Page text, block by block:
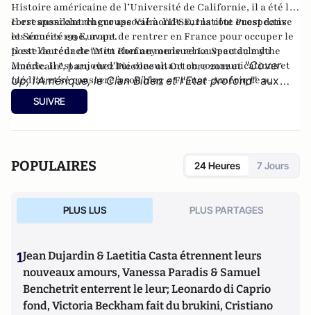
Histoire américaine de l’Université de Californie, il a été le
correspondant du groupe Valmonde sur la côte ouest dans
les années 1990, avant de rentrer en France pour occuper le
poste de rédacteur en chef au mensuel Le Spectacle du
Monde. Il est aujourd'hui consultant en communications et
médias et se consacre à sonblog « France-Amérique ».
Il est aussi chercheur associé à l'IPSE, Institut Prospective
et Sécurité en Europe.
Il est l'auteur de"Mitt Romney ou le renouveau du mythe
américain", paru chez Picollec on Octobre 2012 et "Cover
Up, l'Amérique, le Clan Biden et l'Etat profond" aux
éditions Konfident.
SUIVRE
POPULAIRES 24 Heures 7 Jours
PLUS LUS PLUS PARTAGES
1Jean Dujardin & Laetitia Casta étrennent leurs
nouveaux amours, Vanessa Paradis & Samuel
Benchetrit enterrent le leur; Leonardo di Caprio
fond, Victoria Beckham fait du brukini, Cristiano